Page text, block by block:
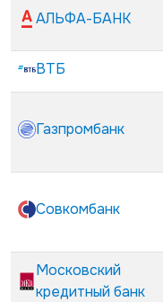
АЛЬФА-БАНК
ВТБ
Газпромбанк
Совкомбанк
Московский
кредитный банк